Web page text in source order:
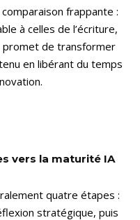
frappante :
à celles de l’écriture,
promet de transformer
en libérant du temps
vers la maturité IA
quatre étapes :
stratégique, puis